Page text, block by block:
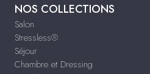
NOS COLLECTIONS
Salon
Stressless®
Séjour
Chambre et Dressing